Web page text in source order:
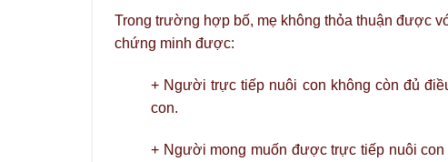
Trong trường hợp bố, mẹ không thỏa thuận được
chứng minh được:
+ Người trực tiếp nuôi con không còn đủ
con.
+ Người mong muốn được trực tiếp nuôi